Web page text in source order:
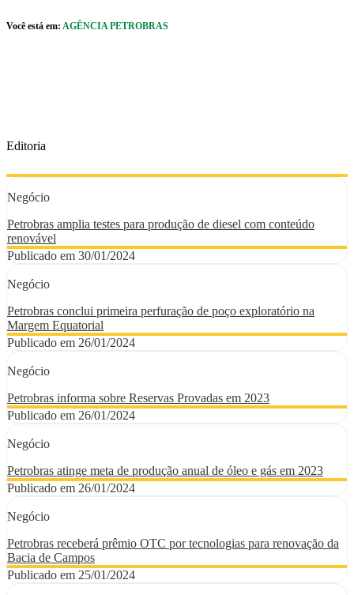
Você está em: AGÊNCIA PETROBRAS
Editoria
Negócio
Petrobras amplia testes para produção de diesel com conteúdo
renovável
Publicado em 30/01/2024
Negócio
Petrobras conclui primeira perfuração de poço exploratório na
Margem Equatorial
Publicado em 26/01/2024
Negócio
Petrobras informa sobre Reservas Provadas em 2023
Publicado em 26/01/2024
Negócio
Petrobras atinge meta de produção anual de óleo e gás em 2023
Publicado em 26/01/2024
Negócio
Petrobras receberá prêmio OTC por tecnologias para renovação da
Bacia de Campos
Publicado em 25/01/2024
caixa de cookies